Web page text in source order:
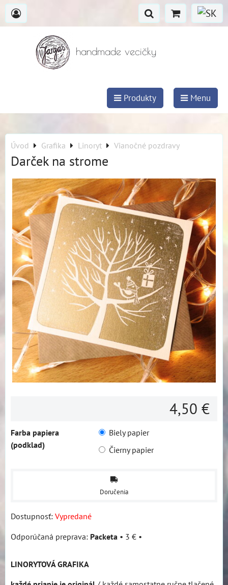
handmade vecičky
Produkty Menu
Úvod Grafika Linoryt Vianočné pozdravy
Darček na strome
4,50 €
Farba papiera
(podklad)
Biely papier
Čierny papier
Doručenia
Dostupnosť: Vypredané
Packeta • 3 € •
LINORYTOVÁ GRAFIKA